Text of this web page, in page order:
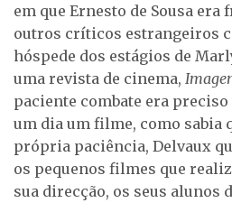
em que Ernesto de Sousa era
outros críticos estrangeiros
hóspede dos estágios de
uma revista de cinema,
paciente combate era
um dia um filme, como sabia
própria paciência, Delvaux
os pequenos filmes que
sua direcção, os seus alunos